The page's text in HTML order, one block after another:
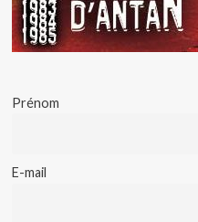
Prénom
E-mail